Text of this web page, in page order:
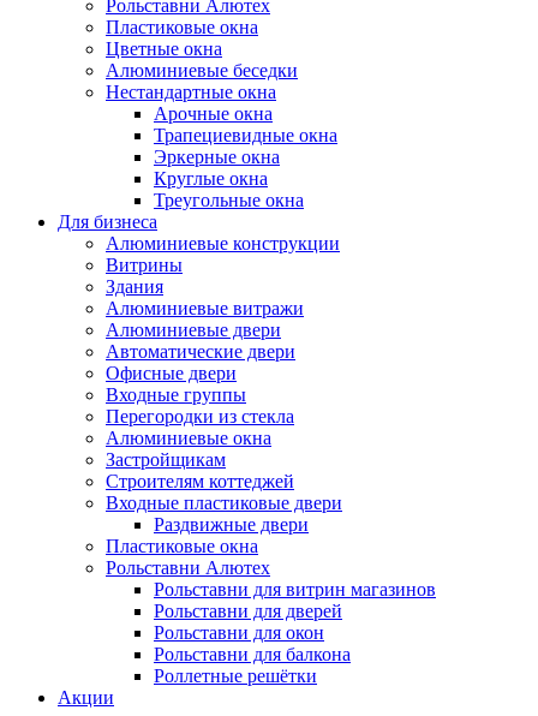
Рольставни Алютех
Пластиковые окна
Цветные окна
Алюминиевые беседки
Нестандартные окна
Арочные окна
Трапециевидные окна
Эркерные окна
Круглые окна
Треугольные окна
Для бизнеса
Алюминиевые конструкции
Витрины
Здания
Алюминиевые витражи
Алюминиевые двери
Автоматические двери
Офисные двери
Входные группы
Перегородки из стекла
Алюминиевые окна
Застройщикам
Строителям коттеджей
Входные пластиковые двери
Раздвижные двери
Пластиковые окна
Рольставни Алютех
Рольставни для витрин магазинов
Рольставни для дверей
Рольставни для окон
Рольставни для балкона
Роллетные решётки
Акции